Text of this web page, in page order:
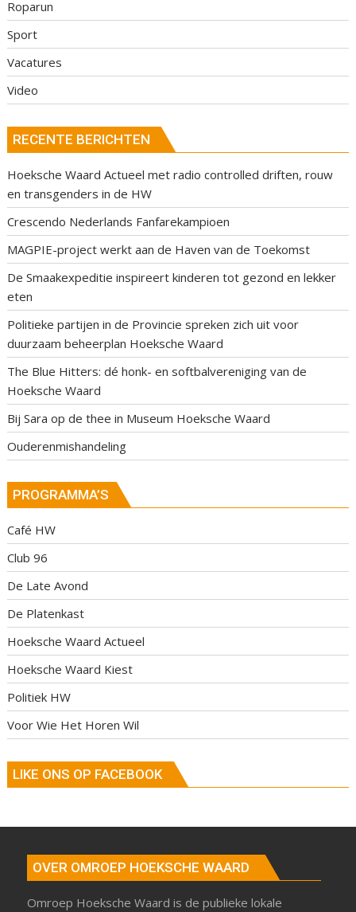
Roparun
Sport
Vacatures
Video
RECENTE BERICHTEN
Hoeksche Waard Actueel met radio controlled driften, rouw
en transgenders in de HW
Crescendo Nederlands Fanfarekampioen
MAGPIE-project werkt aan de Haven van de Toekomst
De Smaakexpeditie inspireert kinderen tot gezond en lekker
eten
Politieke partijen in de Provincie spreken zich uit voor
duurzaam beheerplan Hoeksche Waard
The Blue Hitters: dé honk- en softbalvereniging van de
Hoeksche Waard
Bij Sara op de thee in Museum Hoeksche Waard
Ouderenmishandeling
PROGRAMMA’S
Café HW
Club 96
De Late Avond
De Platenkast
Hoeksche Waard Actueel
Hoeksche Waard Kiest
Politiek HW
Voor Wie Het Horen Wil
LIKE ONS OP FACEBOOK
OVER OMROEP HOEKSCHE WAARD
Omroep Hoeksche Waard is de publieke lokale